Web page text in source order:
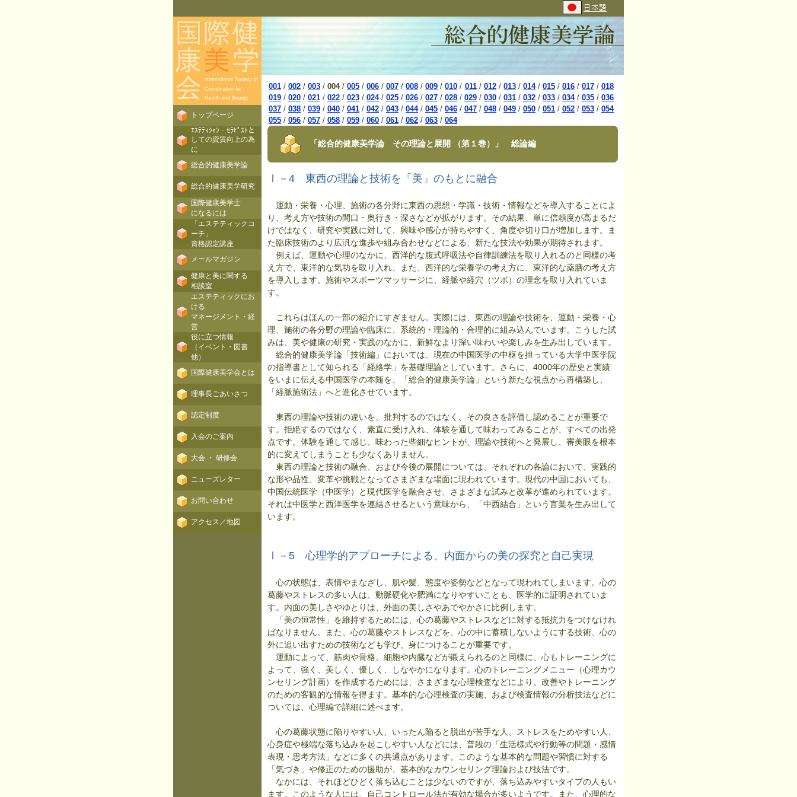
001 / 002 / 003 / 004 / 005 / 006 / 007 / 008 / 009 / 010 / 011 / 012 / 013 / 014 / 015 / 016 / 017 / 018
019 / 020 / 021 / 022 / 023 / 024 / 025 / 026 / 027 / 028 / 029 / 030 / 031 / 032 / 033 / 034 / 035 / 036
037 / 038 / 039 / 040 / 041 / 042 / 043 / 044 / 045 / 046 / 047 / 048 / 049 / 050 / 051 / 052 / 053 / 054
055 / 056 / 057 / 058 / 059 / 060 / 061 / 062 / 063 / 064
「総合的健康美学論 その理論と展開 （第１巻）」 総論編
Ⅰ－4 東西の理論と技術を「美」のもとに融合
運動・栄養・心理、施術の各分野に東西の思想・学識・技術・情報などを導入することによ
り、考え方や技術の間口・奥行き・深さなどが拡がります。その結果、単に信頼度が高まるだ
けではなく、研究や実践に対して、興味や感心が持ちやすく、角度や切り口が増加します。ま
た臨床技術のより広汎な進歩や組み合わせなどによる、新たな技法や効果が期待されます。
例えば、運動や心理のなかに、西洋的な腹式呼吸法や自律訓練法を取り入れるのと同様の考
え方で、東洋的な気功を取り入れ、また、西洋的な栄養学の考え方に、東洋的な薬膳の考え方
を導入します。施術やスポーツマッサージに、経脈や経穴（ツボ）の理念を取り入れていま
す。
これらはほんの一部の紹介にすぎません。実際には、東西の理論や技術を、運動・栄養・心
理、施術の各分野の理論や臨床に、系統的・理論的・合理的に組み込んでいます。こうした試
みは、美や健康の研究・実践のなかに、新鮮なより深い味わいや楽しみを生み出しています。
総合的健康美学論「技術編」においては、現在の中国医学の中枢を担っている大学中医学院
の指導書として知られる「経絡学」を基礎理論としています。さらに、4000年の歴史と実績
をいまに伝える中国医学の本随を、「総合的健康美学論」という新たな視点から再構築し、
「経脈施術法」へと進化させています。
東西の理論や技術の違いを、批判するのではなく、その良さを評価し認めることが重要で
す。拒絶するのではなく、素直に受け入れ、体験を通して味わってみることが、すべての出発
点です。体験を通して感じ、味わった些細なヒントが、理論や技術へと発展し、審美眼を根本
的に変えてしまうことも少なくありません。
東西の理論と技術の融合、および今後の展開については、それぞれの各論において、実践的
な形や品性、変革や挑戦となってさまざまな場面に現われています。現代の中国においても、
中国伝統医学（中医学）と現代医学を融合させ、さまざまな試みと改革が進められています。
それは中医学と西洋医学を連結させるという意味から、「中西結合」という言葉を生み出して
います。
Ⅰ－5 心理学的アプローチによる、内面からの美の探究と自己実現
心の状態は、表情やまなざし、肌や髪、態度や姿勢などとなって現われてしまいます。心の
葛藤やストレスの多い人は、動脈硬化や肥満になりやすいことも、医学的に証明されていま
す。内面の美しさやゆとりは、外面の美しさやあでやかさに比例します。
「美の恒常性」を維持するためには、心の葛藤やストレスなどに対する抵抗力をつけなけれ
ばなりません。また、心の葛藤やストレスなどを、心の中に蓄積しないようにする技術、心の
外に追い出すための技術なども学び、身につけることが重要です。
運動によって、筋肉や骨格、細胞や内臓などが鍛えられるのと同様に、心もトレーニングに
よって、強く、美しく、優しく、しなやかになります。心のトレーニングメニュー（心理カウ
ンセリング計画）を作成するためには、さまざまな心理検査などにより、改善やトレーニング
のための客観的な情報を得ます。基本的な心理検査の実施、および検査情報の分析技法などに
ついては、心理編で詳細に述べます。
心の葛藤状態に陥りやすい人、いったん陥ると脱出が苦手な人、ストレスをためやすい人、
心身症や極端な落ち込みを起こしやすい人などには、普段の「生活様式や行動等の問題・感情
表現・思考方法」などに多くの共通点があります。このような基本的な問題や習慣に対する
「気づき」や修正のための援助が、基本的なカウンセリング理論および技法です。
なかには、それほどひどく落ち込むことは少ないのですが、落ち込みやすいタイプの人もい
ます。このような人には、自己コントロール法が有効な場合が多いようです。また、心理的な
トップページ
ｴｽﾃﾃｨｼｬﾝ・ｾﾗﾋﾟｽﾄと
しての資質向上の為
に
総合的健康美学論
総合的健康美学研究
国際健康美学士
になるには
「エステティックコ
ーチ」
資格認定講座
メールマガジン
健康と美に関する
相談室
エステティックにお
ける
マネージメント・経
営
役に立つ情報
（イベント・図書
他）
国際健康美学会とは
理事長ごあいさつ
認定制度
入会のご案内
大会 ・ 研修会
ニューズレター
お問い合わせ
アクセス／地図